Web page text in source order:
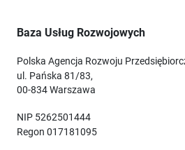
Baza Usług Rozwojowych
Polska Agencja Rozwoju
ul. Pańska 81/83,
00-834 Warszawa
NIP 5262501444
Regon 017181095